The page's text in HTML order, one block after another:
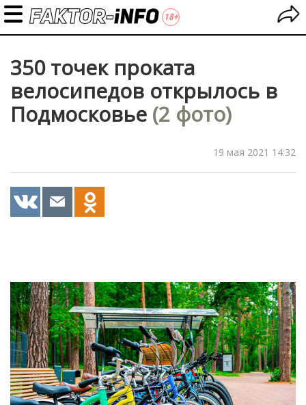
350 точек проката
велосипедов открылось в
Подмосковье (2 фото)
19 мая 2021 14:32